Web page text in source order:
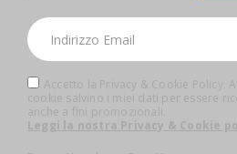
Accetto la Privacy & Cookie Policy.
cookie salvino i miei dati per essere
anche a fini promozionali.
Leggi la nostra Privacy & Cookie